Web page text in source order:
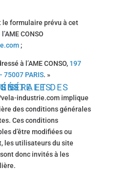
prévu à cet
CONSO
;
à l’AME CONSO, 197
75007 PARIS. »
PROPOSÉS.
industrie.com implique
des conditions générales
Ces conditions
d’être modifiées ou
les utilisateurs du site
donc invités à les